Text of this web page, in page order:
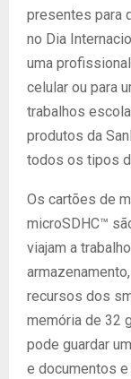
presentes para
no Dia
uma
celular ou para
trabalhos
produtos da
todos os tipos
Os cartões de
microSDHC™
viajam a
recursos dos
memória de 32
pode guardar
e documentos